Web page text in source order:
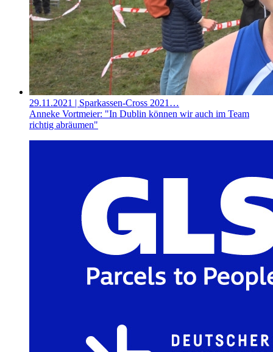
29.11.2021 | Sparkassen-Cross 2021…
Anneke Vortmeier: "In Dublin können wir auch im Team
richtig abräumen"